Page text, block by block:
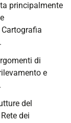
principalmente
di
e
del
dei